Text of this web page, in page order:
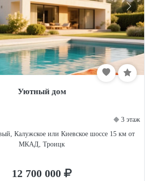
Уютный дом
3 этаж
Калужское или Киевское шоссе 15 км от
МКАД, Троицк
12 700 000